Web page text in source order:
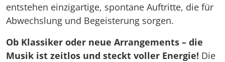
entstehen einzigartige, spontane Auftritte, die für
Abwechslung und Begeisterung sorgen.
Ob Klassiker oder neue Arrangements – die
Musik ist zeitlos und steckt voller Energie! Die